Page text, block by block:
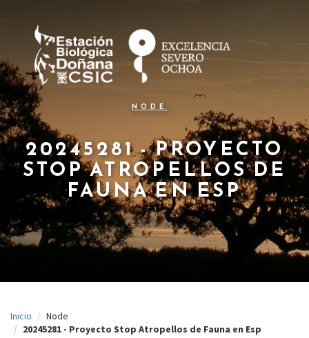
contenido
v
e
g
a
c
i
p
i
NODE
20245281 - PROYECTO
STOP ATROPELLOS DE
FAUNA EN ESP
Inicio
Node
20245281 - Proyecto Stop Atropellos de Fauna en Esp